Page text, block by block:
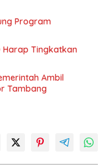
Program
Harap Tingkatkan
Ambil
Tambang